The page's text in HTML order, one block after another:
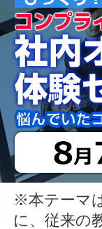
※本テーマ
に、従来の